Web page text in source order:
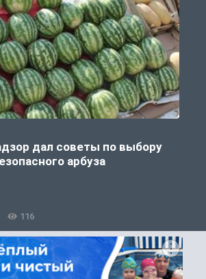
дал советы по выбору
арбуза
116